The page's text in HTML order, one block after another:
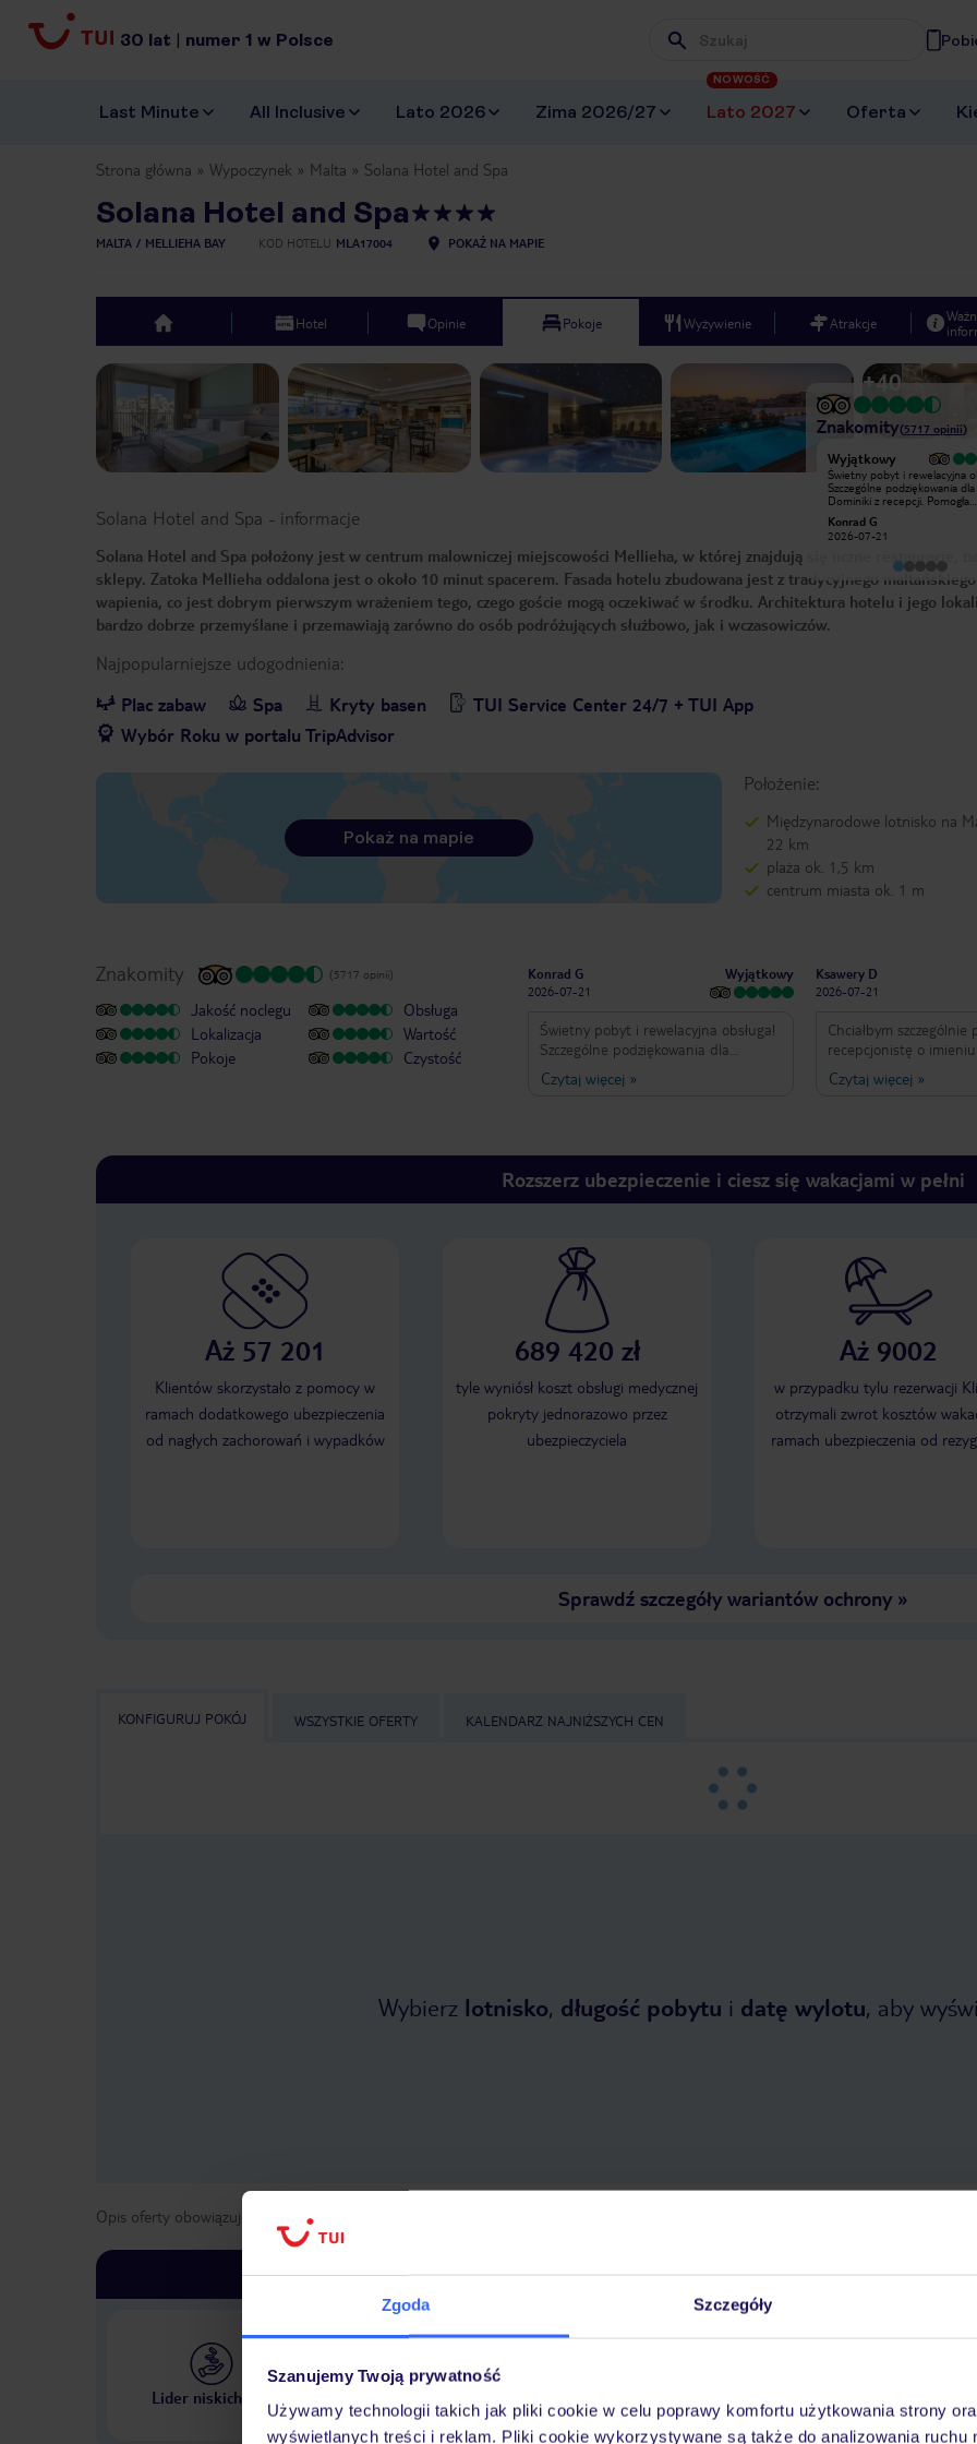
Zgoda Szczegóły
Szanujemy Twoją prywatność
Używamy technologii takich jak pliki cookie w celu poprawy komfortu użytkowania strony
wyświetlanych treści i reklam. Pliki cookie wykorzystywane są także do analizowania ruchu
30 lat | numer 1 w Polsce Wpisz frazę, której szukasz
Last Minute All Inclusive Lato 2026 Zima 2026/27 Lato 2027
NOWOŚĆ
Oferta
Strona główna Wypoczynek Malta Solana Hotel and Spa
Solana Hotel and Spa
MALTA MELLIEHA BAY KOD HOTELU MLA17004 POKAŻ NA MAPIE
top Hotel Opinie Pokoje Wyżywienie Atrakcje
Previous slide +40
Znakomity(5717 opinii)
Wyjątkowy
Hotel i obsługa godne polecenia,
Wyjątkowy
Świetny pobyt i rewelacyjna
Szczególne podziękowania dla
Dominiki z recepcji. Pomogła
grupę i zadbała o to, żeby cały
proces przebiegł szybko i bez
uśmiechnięta przez cały czas.
obsługa naprawdę robi różnicę
sprawia, że już od pierwszych
można poczuć się mile
Zdecydowanie polecamy to
Konrad G
2026-07-21
Solana Hotel and Spa - informacje
Solana Hotel and Spa położony jest w centrum malowniczej miejscowości Mellieha, w której znajdują się liczne restauracje,
sklepy. Zatoka Mellieha oddalona jest o około 10 minut spacerem. Fasada hotelu zbudowana jest z tradycyjnego maltańskiego
wapienia, co jest dobrym pierwszym wrażeniem tego, czego goście mogą oczekiwać w środku. Architektura hotelu i jego
bardzo dobrze przemyślane i przemawiają zarówno do osób podróżujących służbowo, jak i wczasowiczów.
Najpopularniejsze udogodnienia:
Plac zabaw
Spa Kryty basen
TUI Service Center 24/7 + TUI App
Wybór Roku w portalu TripAdvisor
Położenie:
Międzynarodowe lotnisko na
22 km
plaża ok. 1,5 km
centrum miasta ok. 1 m
Pokaż na mapie
Znakomity (5717 opinii)
Jakość noclegu
Lokalizacja
Pokoje
Obsługa
Wartość
Czystość
Konrad G
2026-07-21
Wyjątkowy
Świetny pobyt i rewelacyjna obsługa!
Szczególne podziękowania dla
Dominiki z recepcji. Pomogła sprawnie
zameldować naszą dużą grupę i
obsługa naprawdę robi różnicę i
sprawia, że już od pierwszych chwil
Dziękujemy, Dominiko! Zdecydowanie
polecamy to miejsce.
Czytaj więcej »
Ksawery D
2026-07-21
Chciałbym szczególnie
recepcjonistę o imieniu
absolutnie miły,
zawsze uśmiechnięty
między innymi właśnie
świetnemu
Czytaj więcej »
Rozszerz ubezpieczenie i ciesz się wakacjami w pełni
Aż 57 201
Klientów skorzystało z pomocy w
ramach dodatkowego ubezpieczenia
od nagłych zachorowań i wypadków
689 420 zł
tyle wyniósł koszt obsługi medycznej
pokryty jednorazowo przez
ubezpieczyciela
Aż 9002
w przypadku tylu rezerwacji
otrzymali zwrot kosztów
ramach ubezpieczenia od
Sprawdź szczegóły wariantów ochrony»
KONFIGURUJ POKÓJ WSZYSTKIE OFERTY KALENDARZ NAJNIŻSZYCH CEN
Wybierz lotnisko, długość pobytu i datę wylotu, aby
Opis oferty obowiązuje dla wyjazdów w terminie
Dlaczego warto wybrać TUI?
Lider niskich cen
Największe biuro podróży
w Polsce
wakacjach 24/7